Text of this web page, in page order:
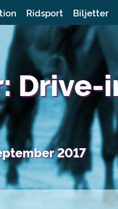
Ridsport Biljetter
Drive-
2017